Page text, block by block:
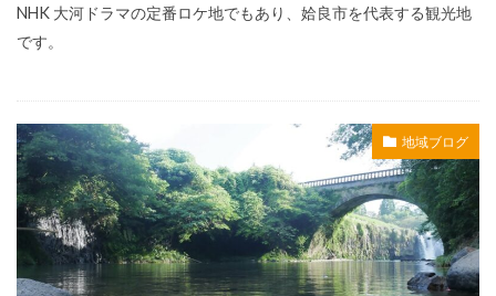
NHK 大河ドラマの定番ロケ地でもあり、姶良市を代表する観光地
です。
地域ブログ